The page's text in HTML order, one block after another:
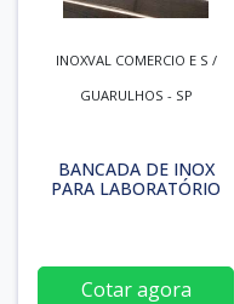
INOXVAL COMERCIO E S /
GUARULHOS - SP
BANCADA DE INOX
PARA LABORATÓRIO
Cotar agora